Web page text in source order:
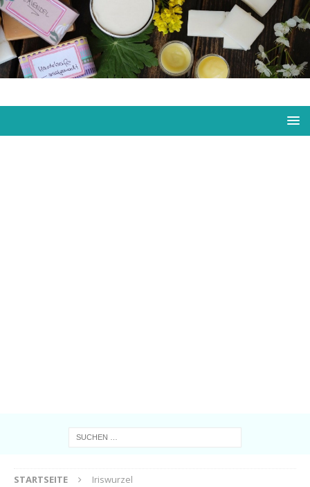
STARTSEITE Iriswurzel